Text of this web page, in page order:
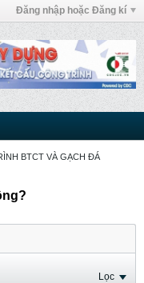
Đăng nhập hoặc Đăng kí
BTCT VÀ GẠCH ĐÁ
Lọc